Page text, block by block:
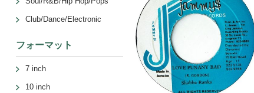
Club/Dance/Electronic
フォーマット
7 inch
10 inch